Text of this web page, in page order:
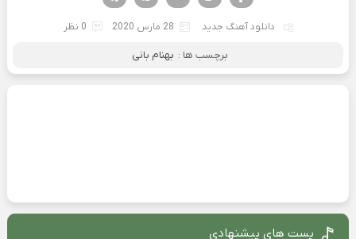
دانلود آهنگ جدید 28 مارس 2020 0 نظر
برچسب ها : بهنام بانی
پست های پیشنهادی